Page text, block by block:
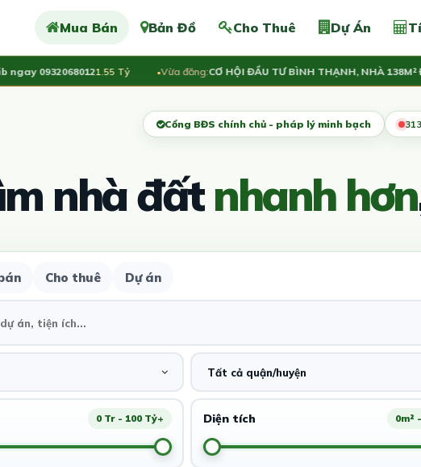
Mua Bán Bản Đồ Cho Thuê Dự Án
09320680121.55 Tỷ Vừa đăng:CƠ HỘI ĐẦU TƯ BÌNH THẠNH, NHÀ 138M²
Cổng BĐS chính chủ - pháp lý minh bạch 315
nhà đấtnhanh hơn
Cho thuê Dự án
Tất cả quận/huyện
0 Tr - 100 Tỷ+ Diện tích 0m²